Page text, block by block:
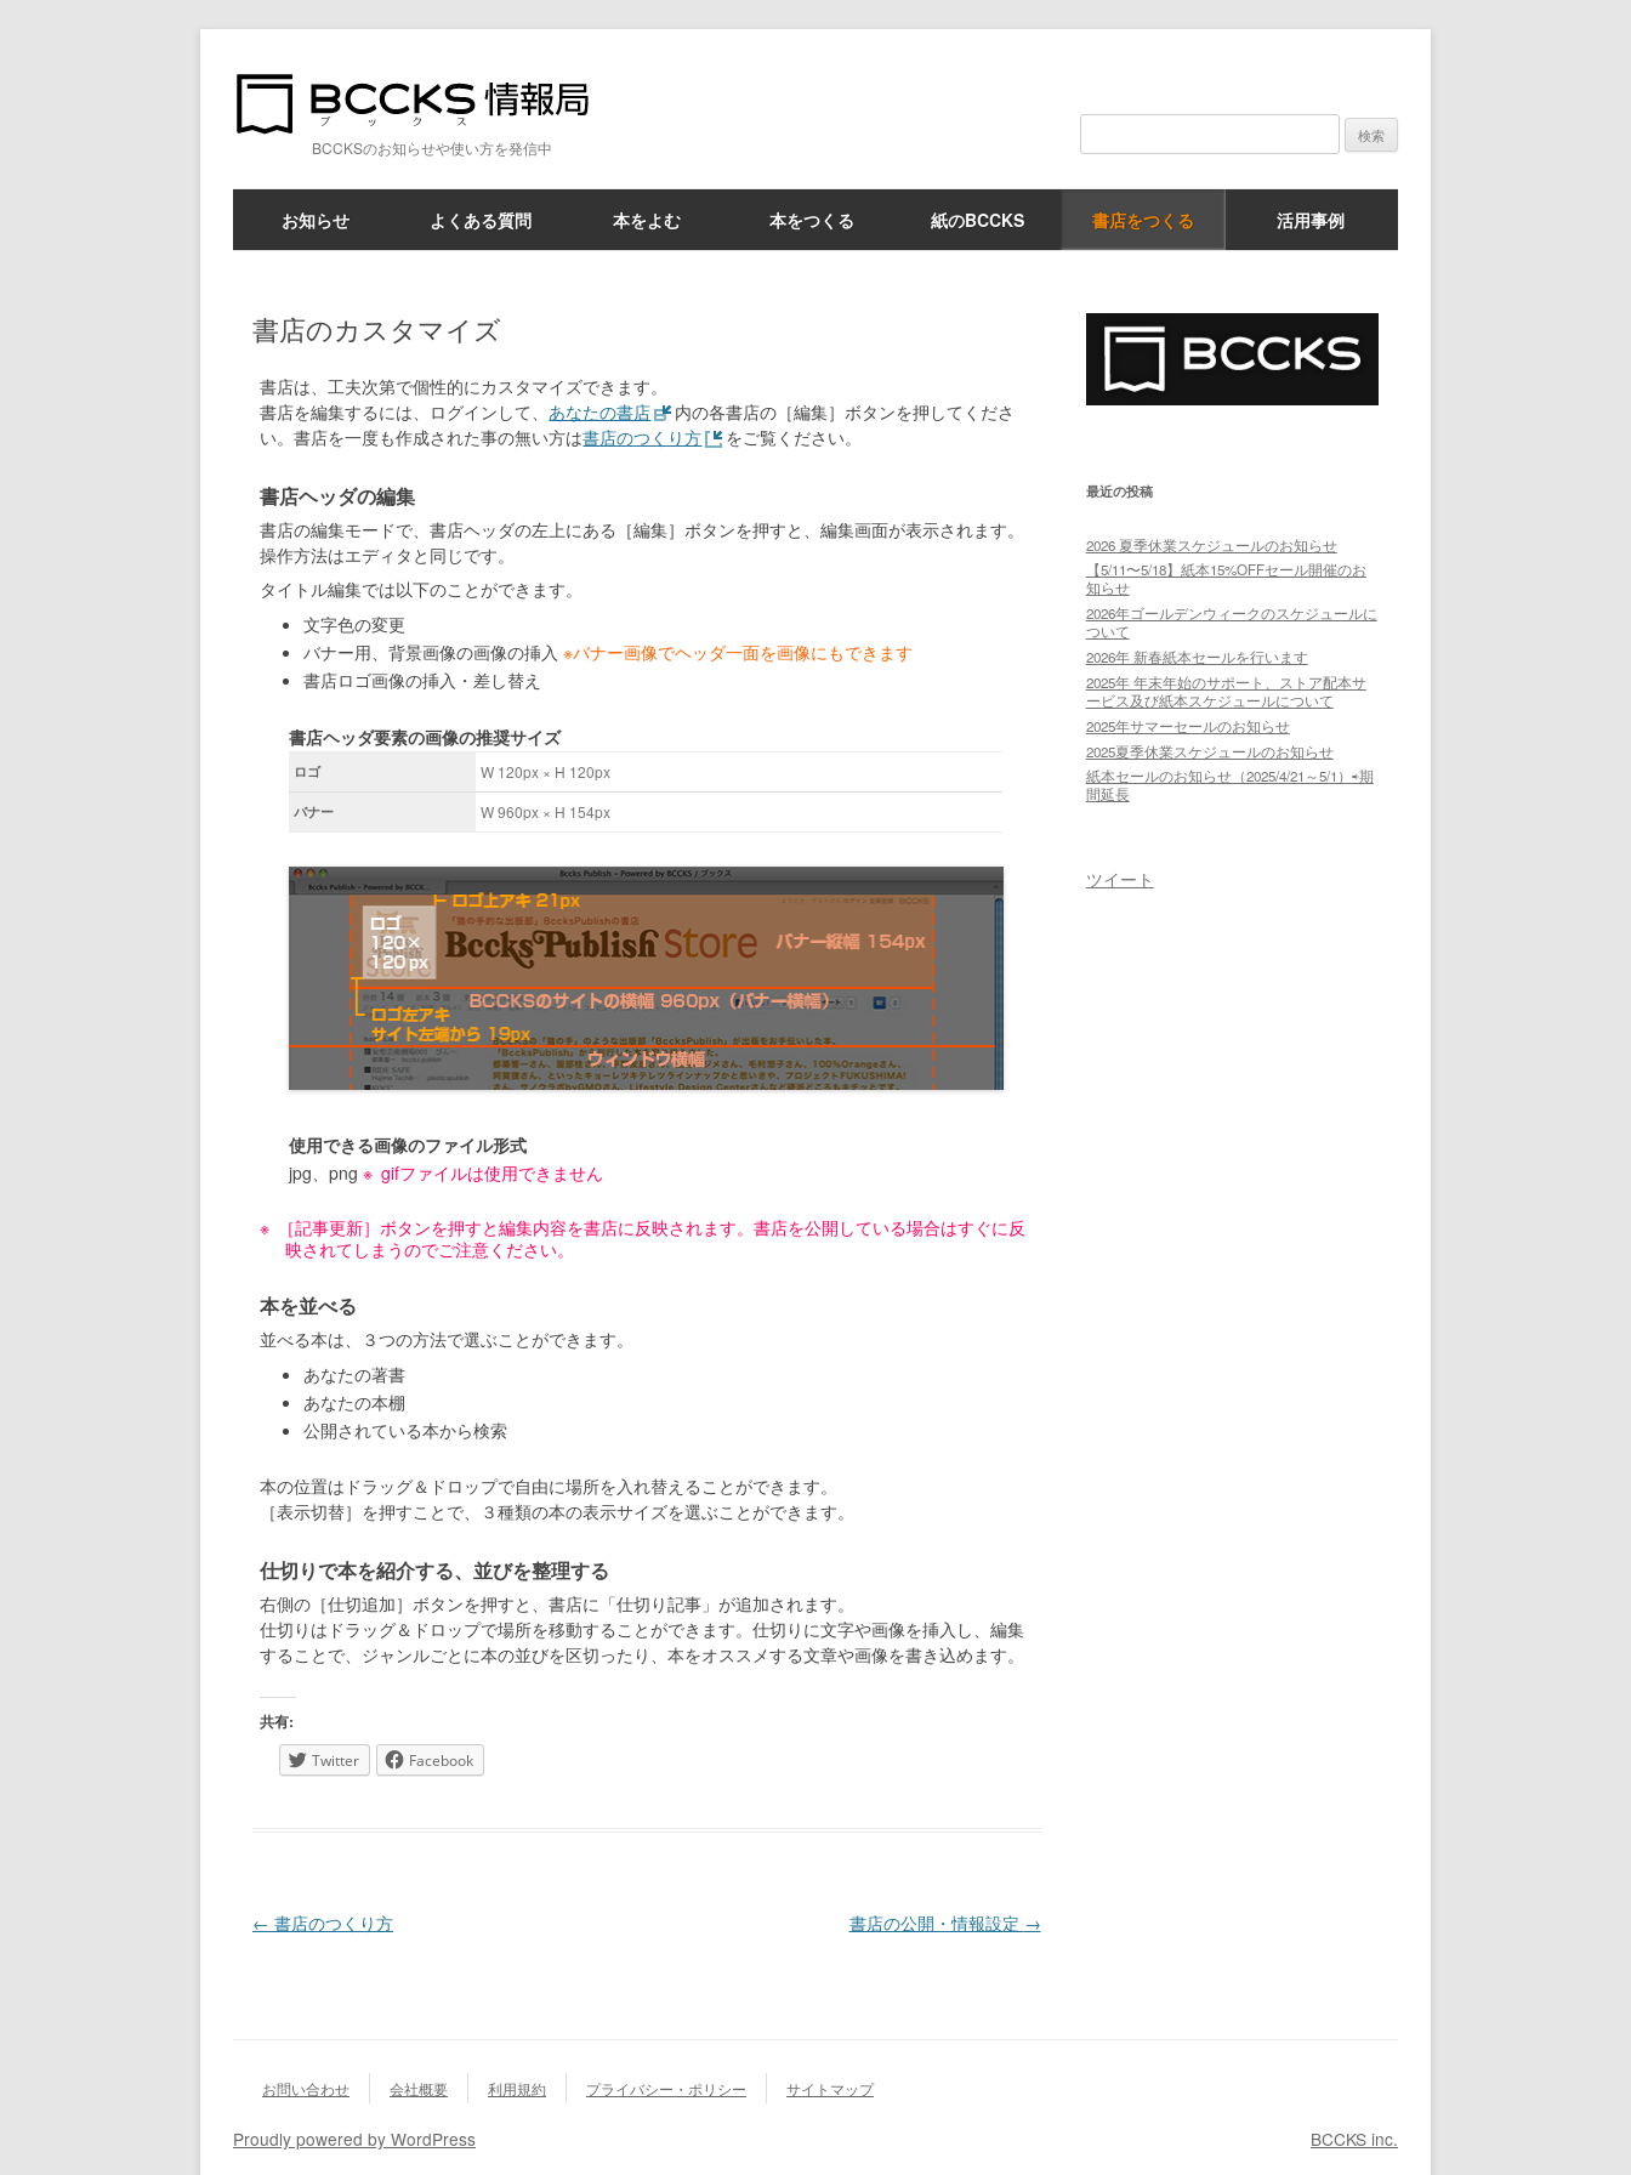
BCCKSのお知らせや使い方を発信中
検
お知らせ よくある質問 本をよむ 本をつくる 紙のBCCKS 書店をつくる 活用事例
書店のカスタマイズ
書店は、工夫次第で個性的にカスタマイズできます。
書店を編集するには、ログインして、あなたの書店
内の各書店の［編集］ボタンを押してくださ
い。書店を一度も作成された事の無い方は書店のつくり方 をご覧ください。
書店ヘッダの編集
書店の編集モードで、書店ヘッダの左上にある［編集］ボタンを押すと、編集画面が表示されます。
操作方法はエディタと同じです。
タイトル編集では以下のことができます。
文字色の変更
バナー用、背景画像の画像の挿入 ※バナー画像でヘッダ一面を画像にもできます
書店ロゴ画像の挿入・差し替え
書店ヘッダ要素の画像の推奨サイズ
ロゴ W 120px × H 120px
バナー W 960px × H 154px
使用できる画像のファイル形式
jpg、png
gifファイルは使用できません
［記事更新］ボタンを押すと編集内容を書店に反映されます。書店を公開している場合はすぐに反
映されてしまうのでご注意ください。
本を並べる
並べる本は、３つの方法で選ぶことができます。
あなたの著書
あなたの本棚
公開されている本から検索
本の位置はドラッグ＆ドロップで自由に場所を入れ替えることができます。
［表示切替］を押すことで、３種類の本の表示サイズを選ぶことができます。
仕切りで本を紹介する、並びを整理する
右側の［仕切追加］ボタンを押すと、書店に「仕切り記事」が追加されます。
仕切りはドラッグ＆ドロップで場所を移動することができます。仕切りに文字や画像を挿入し、編集
することで、ジャンルごとに本の並びを区切ったり、本をオススメする文章や画像を書き込めます。
共有:
Twitter Facebook
投稿ナビゲーション
← 書店のつくり方 書店の公開・情報設定 →
最近の投稿
2026 夏季休業スケジュールのお知らせ
【5/11〜5/18】紙本15%OFFセール開催のお
知らせ
2026年ゴールデンウィークのスケジュールに
ついて
2026年 新春紙本セールを行います
2025年 年末年始のサポート、ストア配本サ
ービス及び紙本スケジュールについて
2025年サマーセールのお知らせ
2025夏季休業スケジュールのお知らせ
紙本セールのお知らせ（2025/4/21～5/1）⇨期
間延長
ツイート
お問い合わせ 会社概要 利用規約 プライバシー・ポリシー サイトマップ
Proudly powered by WordPress BCCKS inc.